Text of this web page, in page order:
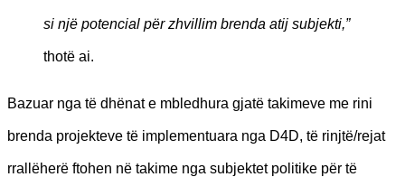
si një potencial për zhvillim brenda atij subjekti,”
thotë ai.
Bazuar nga të dhënat e mbledhura gjatë takimeve me rini
brenda projekteve të implementuara nga D4D, të rinjtë/rejat
rrallëherë ftohen në takime nga subjektet politike për të